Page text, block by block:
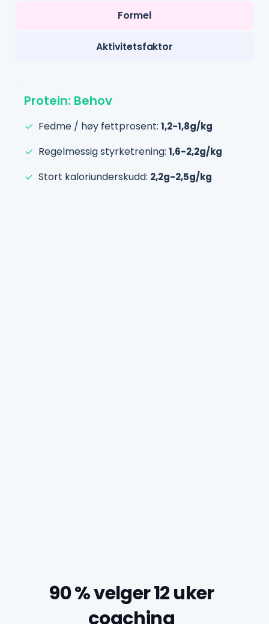
Formel
Aktivitetsfaktor
Protein: Behov
Fedme / høy fettprosent: 1,2-1,8g/kg
Regelmessig styrketrening: 1,6-2,2g/kg
Stort kaloriunderskudd: 2,2g-2,5g/kg
90 % velger 12 uker
coaching